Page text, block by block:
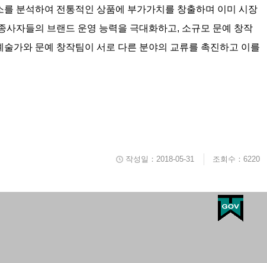
분석하여 전통적인 상품에 부가가치를 창출하며 이미 시장
자들의 브랜드 운영 능력을 극대화하고, 소규모 문예 창작
가와 문예 창작팀이 서로 다른 분야의 교류를 촉진하고 이를
작성일：2018-05-31 조회수：6220